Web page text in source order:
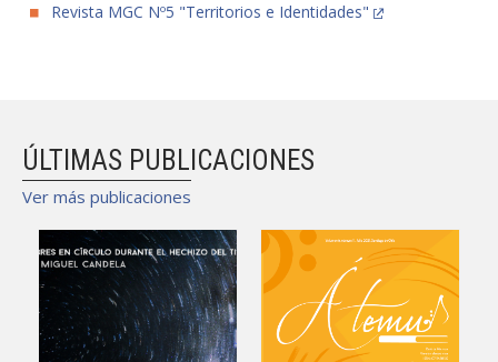
Revista MGC Nº5 "Territorios e Identidades"
ÚLTIMAS PUBLICACIONES
Ver más publicaciones